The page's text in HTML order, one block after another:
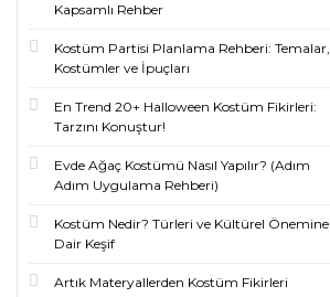
Kapsamlı Rehber
Kostüm Partisi Planlama Rehberi: Temalar,
Kostümler ve İpuçları
En Trend 20+ Halloween Kostüm Fikirleri:
Tarzını Konuştur!
Evde Ağaç Kostümü Nasıl Yapılır? (Adım
Adım Uygulama Rehberi)
Kostüm Nedir? Türleri ve Kültürel Önemine
Dair Keşif
Artık Materyallerden Kostüm Fikirleri